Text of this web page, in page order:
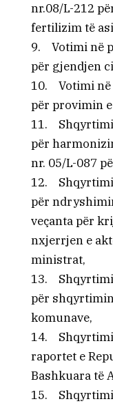
nr.08/L-212
fertilizim të
9. Votimi në
për gjendjen
10. Votimi në
për provimin
11. Shqyrtimi
për
nr. 05/L-087
12. Shqyrtimi
për
veçanta për
nxjerrjen e
ministrat,
13. Shqyrtimi
për
komunave,
14. Shqyrtimi
raportet e
Bashkuara të
15. Shqyrtimi